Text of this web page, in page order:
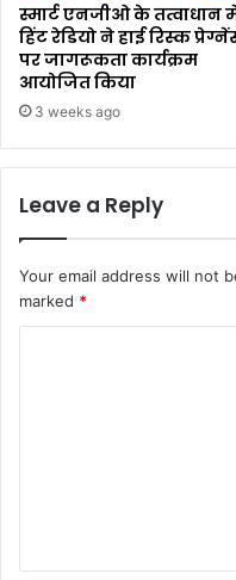
स्मार्ट एनजीओ के तत्वाधान
हिंट रेडियो ने हाई रिस्क
पर जागरूकता कार्यक्रम
आयोजित किया
3 weeks ago
Leave a Reply
Your email address will not
marked *